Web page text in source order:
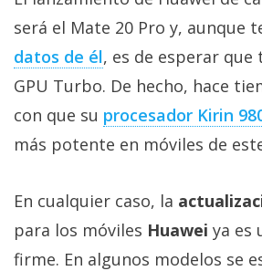
será el Mate 20 Pro y, aunque
datos de él, es de esperar
GPU Turbo. De hecho, hace
con que su procesador Kirin
más potente en móviles de
En cualquier caso, la
para los móviles Huawei ya es
firme. En algunos modelos se